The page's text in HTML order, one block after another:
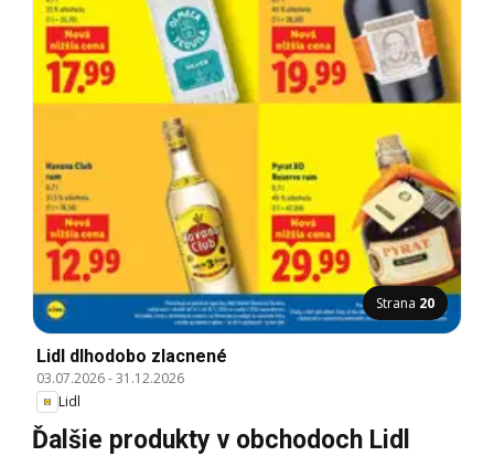
Strana 20
Lidl dlhodobo zlacnené
03.07.2026-31.12.2026
Lidl
Ďalšie produkty v obchodoch Lidl